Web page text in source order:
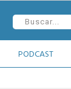
PODCAST